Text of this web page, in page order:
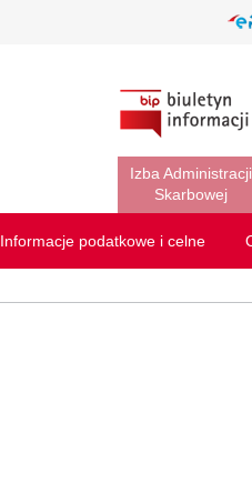
Izba Administracji
Skarbowej
Informacje podatkowe i celne